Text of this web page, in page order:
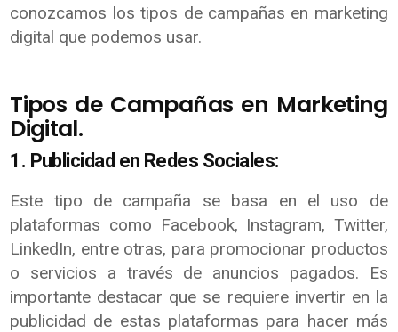
conozcamos los tipos de campañas en marketing
digital que podemos usar.
Tipos de Campañas en Marketing
Digital.
1. Publicidad en Redes Sociales:
Este tipo de campaña se basa en el uso de
plataformas como Facebook, Instagram, Twitter,
LinkedIn, entre otras, para promocionar productos
o servicios a través de anuncios pagados. Es
importante destacar que se requiere invertir en la
publicidad de estas plataformas para hacer más